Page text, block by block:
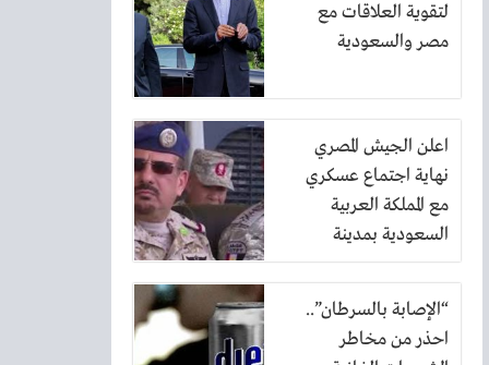
لتقوية العلاقات مع
مصر والسعودية
اعلن الجيش المصري
نهاية اجتماع عسكري
مع المملكة العربية
السعودية بمدينة
الرياض
“الإصابة بالسرطان”..
احذر من مخاطر